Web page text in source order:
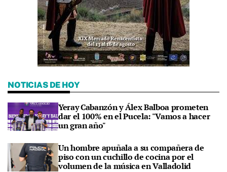
NOTICIAS DE HOY
Yeray Cabanzón y Álex Balboa prometen
dar el 100% en el Pucela: "Vamos a hacer
un gran año"
Un hombre apuñala a su compañera de
piso con un cuchillo de cocina por el
volumen de la música en Valladolid